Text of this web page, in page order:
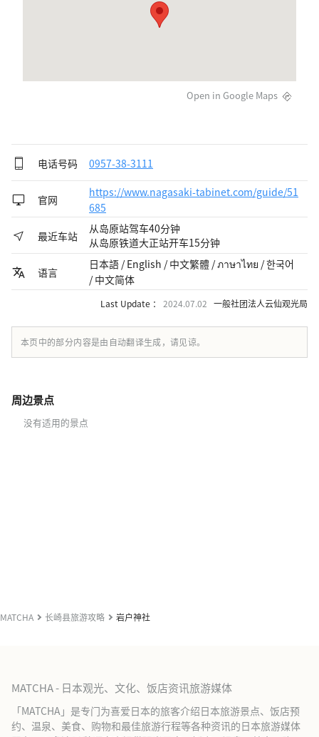
Open in Google Maps
电话号码 0957-38-3111
官网
https://www.nagasaki-tabinet.com/guide/51
685
最近车站
从岛原站驾车40分钟
从岛原铁道大正站开车15分钟
语言
日本語 / English / 中文繁體 / ภาษาไทย / 한국어
/ 中文简体
Last Update ： 2024.07.02 一般社团法人云仙观光局
本页中的部分内容是由自动翻译生成，请见谅。
周边景点
没有适用的景点
MATCHA 长崎县旅游攻略 岩户神社
MATCHA - 日本观光、文化、饭店资讯旅游媒体
「MATCHA」是专门为喜爱日本的旅客介绍日本旅游景点、饭店预
约、温泉、美食、购物和最佳旅游行程等各种资讯的日本旅游媒体